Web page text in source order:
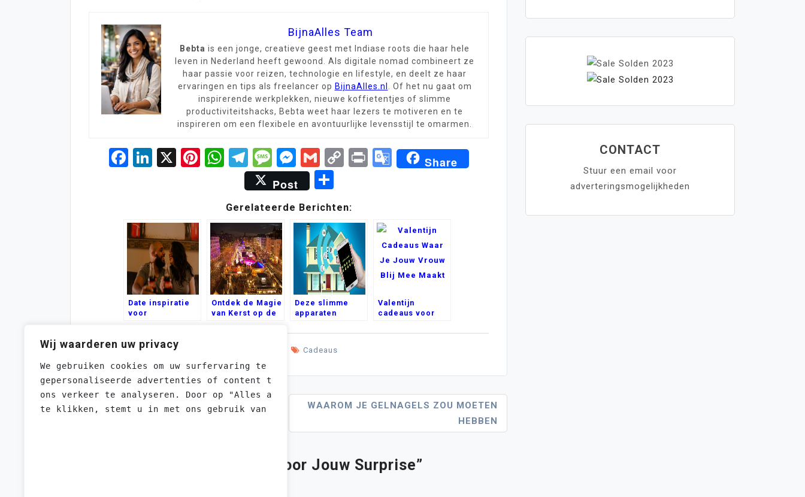
Wij waarderen uw privacy
We gebruiken cookies om uw surfervaring te verbeteren,
gepersonaliseerde advertenties of content te tonen en
ons verkeer te analyseren. Door op "Alles accepteren"
te klikken, stemt u in met ons gebruik van cookies.
BijnaAlles Team
Bebta is een jonge, creatieve geest met Indiase roots die haar hele
leven in Nederland heeft gewoond. Als digitale nomad combineert ze
haar passie voor reizen, technologie en lifestyle, en deelt ze haar
ervaringen en tips als freelancer op BijnaAlles.nl
. Of het nu gaat om
inspirerende werkplekken, nieuwe koffietentjes of slimme
productiviteitshacks, Bebta weet haar lezers te motiveren en te
inspireren om een flexibele en avontuurlijke levensstijl te omarmen.
Facebook
LinkedIn
X Pinterest
WhatsApp
Telegram
Message
Messenger
Gmail
CopyPrintGoogle
Share
Post
Delen
Gerelateerde Berichten:
Date inspiratie
voor
Ontdek de Magie
van Kerst op de
Deze slimme
apparaten
voor jouw woning
Valentijn
cadeaus voor
ontdek het snel
Cadeaus
Bericht
WAAROM JE GELNAGELS ZOU MOETEN
HEBBEN
Inspiratie Voor Jouw Surprise”
CONTACT
Stuur een email voor
adverteringsmogelijkheden